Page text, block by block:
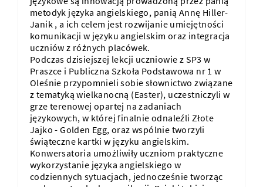
metodyk języka angielskiego, panią Annę Hiller-
Janik , a ich celem jest rozwijanie umiejętności
komunikacji w języku angielskim oraz integracja
uczniów z różnych placówek.
Podczas dzisiejszej lekcji uczniowie z SP3 w
Praszce i Publiczna Szkoła Podstawowa nr 1 w
Oleśnie przypomnieli sobie słownictwo związane
z tematyką wielkanocną (Easter), uczestniczyli w
grze terenowej opartej na zadaniach
językowych, w której finalnie odnaleźli Złote
Jajko - Golden Egg, oraz wspólnie tworzyli
świąteczne kartki w języku angielskim.
Konwersatoria umożliwiły uczniom praktyczne
wykorzystanie języka angielskiego w
codziennych sytuacjach, jednocześnie tworząc